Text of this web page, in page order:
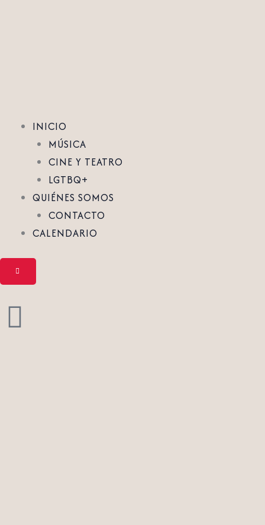
INICIO
MÚSICA
CINE Y TEATRO
LGTBQ+
QUIÉNES SOMOS
CONTACTO
CALENDARIO